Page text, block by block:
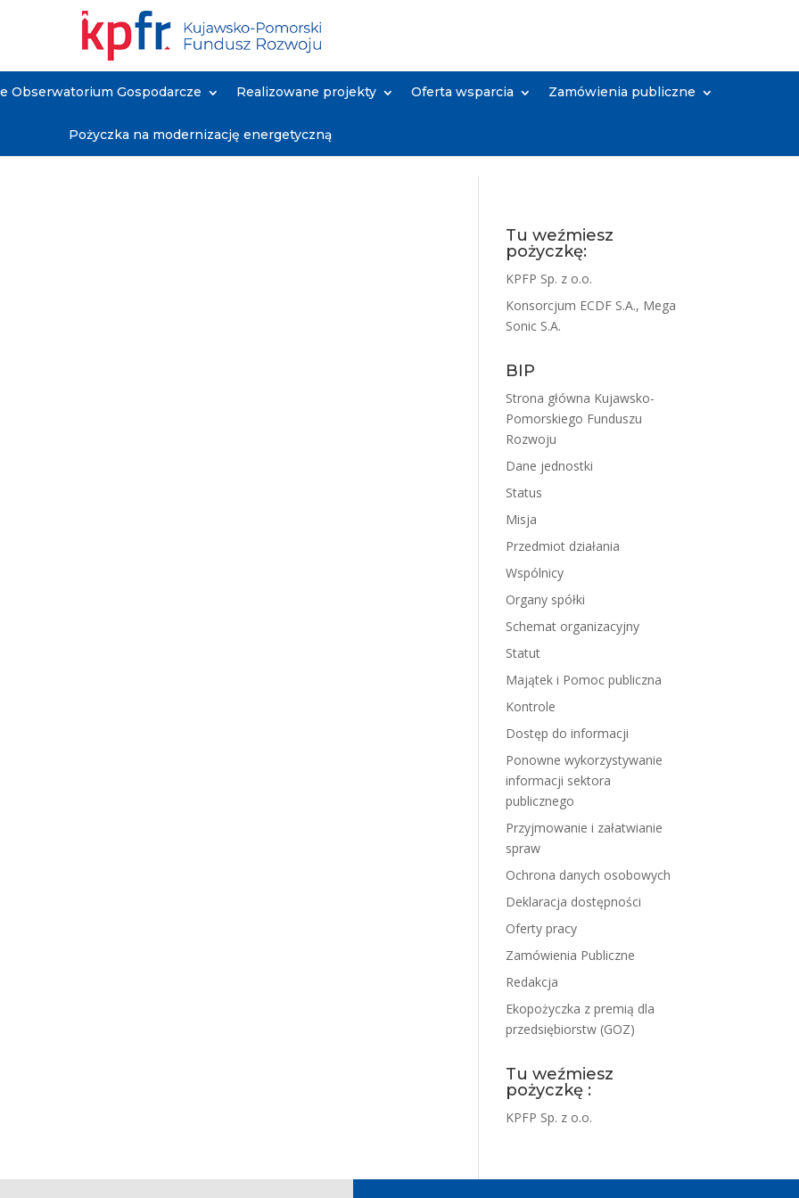
Obserwatorium Gospodarcze Realizowane projekty Oferta wsparcia Zamówienia publiczne
Pożyczka na modernizację energetyczną
Tu weźmiesz
pożyczkę:
KPFP Sp. z o.o.
Konsorcjum ECDF S.A., Mega
Sonic S.A.
BIP
Strona główna Kujawsko-
Pomorskiego Funduszu
Rozwoju
Dane jednostki
Status
Misja
Przedmiot działania
Wspólnicy
Organy spółki
Schemat organizacyjny
Statut
Majątek i Pomoc publiczna
Kontrole
Dostęp do informacji
Ponowne wykorzystywanie
informacji sektora
publicznego
Przyjmowanie i załatwianie
spraw
Ochrona danych osobowych
Deklaracja dostępności
Oferty pracy
Zamówienia Publiczne
Redakcja
Ekopożyczka z premią dla
przedsiębiorstw (GOZ)
Tu weźmiesz
pożyczkę :
KPFP Sp. z o.o.